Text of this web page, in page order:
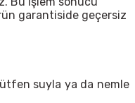
garantiside geçersiz
suyla ya da nemle